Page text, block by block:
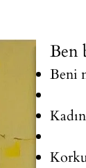
Ben
Beni